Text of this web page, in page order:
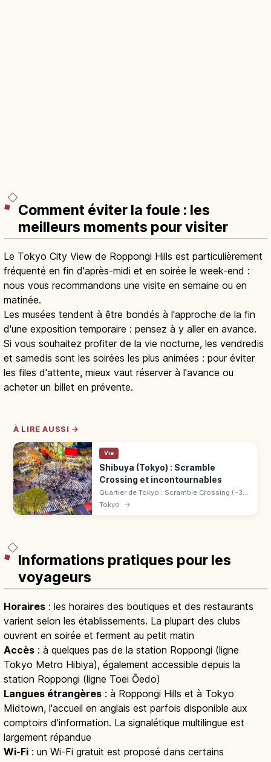
Comment éviter la foule : les
meilleurs moments pour visiter
Le Tokyo City View de Roppongi Hills est particulièrement
fréquenté en fin d'après-midi et en soirée le week-end :
nous vous recommandons une visite en semaine ou en
matinée.
Les musées tendent à être bondés à l'approche de la fin
d'une exposition temporaire : pensez à y aller en avance.
Si vous souhaitez profiter de la vie nocturne, les vendredis
et samedis sont les soirées les plus animées : pour éviter
les files d'attente, mieux vaut réserver à l'avance ou
acheter un billet en prévente.
À LIRE AUSSI →
Vie
Shibuya (Tokyo) : Scramble
Crossing et incontournables
Quartier de Tokyo : Scramble Crossing (~3
000 piétons à chaque feu), statue de
Hachikō, Shibuya Scramble Square, Hikarie
Tokyo →
Informations pratiques pour les
voyageurs
Horaires : les horaires des boutiques et des restaurants
varient selon les établissements. La plupart des clubs
ouvrent en soirée et ferment au petit matin
Accès : à quelques pas de la station Roppongi (ligne
Tokyo Metro Hibiya), également accessible depuis la
station Roppongi (ligne Toei Ōedo)
Langues étrangères : à Roppongi Hills et à Tokyo
Midtown, l'accueil en anglais est parfois disponible aux
comptoirs d'information. La signalétique multilingue est
largement répandue
Wi-Fi : un Wi-Fi gratuit est proposé dans certains